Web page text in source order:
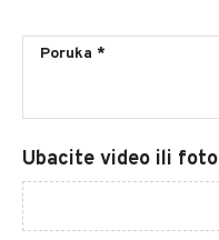
Ubacite video ili foto